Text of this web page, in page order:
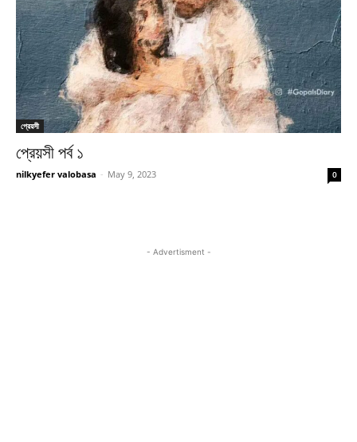
প্রেয়সী
প্রেয়সী পর্ব ১
nilkyefer valobasa - May 9, 2023 0
- Advertisment -